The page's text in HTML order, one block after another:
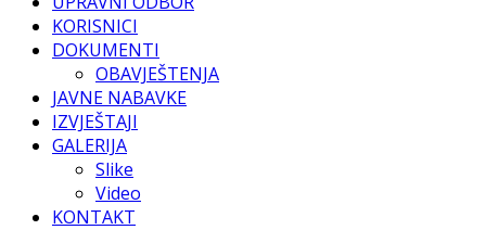
KORISNICI
DOKUMENTI
OBAVJEŠTENJA
JAVNE NABAVKE
IZVJEŠTAJI
GALERIJA
Slike
Video
KONTAKT